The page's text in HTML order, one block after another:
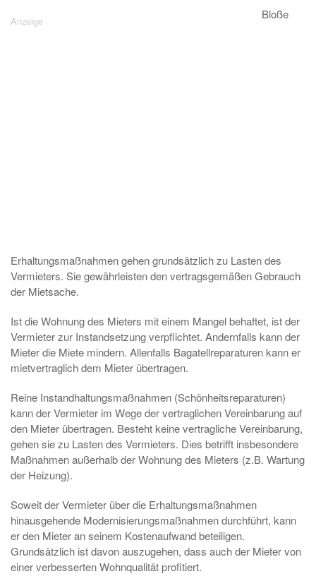
Bloße
Erhaltungsmaßnahmen gehen grundsätzlich zu Lasten des
Vermieters. Sie gewährleisten den vertragsgemäßen Gebrauch
der Mietsache.
Ist die Wohnung des Mieters mit einem Mangel behaftet, ist der
Vermieter zur Instandsetzung verpflichtet. Andernfalls kann der
Mieter die Miete mindern. Allenfalls Bagatellreparaturen kann er
mietvertraglich dem Mieter übertragen.
Reine Instandhaltungsmaßnahmen (Schönheitsreparaturen)
kann der Vermieter im Wege der vertraglichen Vereinbarung auf
den Mieter übertragen. Besteht keine vertragliche Vereinbarung,
gehen sie zu Lasten des Vermieters. Dies betrifft insbesondere
Maßnahmen außerhalb der Wohnung des Mieters (z.B. Wartung
der Heizung).
Soweit der Vermieter über die Erhaltungsmaßnahmen
hinausgehende Modernisierungsmaßnahmen durchführt, kann
er den Mieter an seinem Kostenaufwand beteiligen.
Grundsätzlich ist davon auszugehen, dass auch der Mieter von
einer verbesserten Wohnqualität profitiert.